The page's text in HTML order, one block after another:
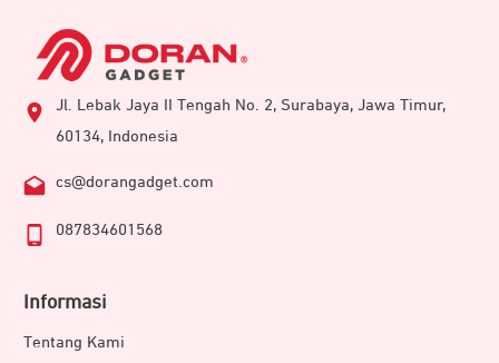
Jl. Lebak Jaya II Tengah No. 2, Surabaya, Jawa Timur,
60134, Indonesia
cs@dorangadget.com
087834601568
Informasi
Tentang Kami